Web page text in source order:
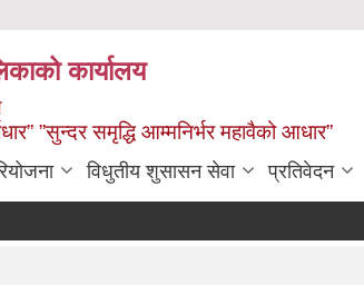
कार्यालय
”सुन्दर समृद्धि आम्मनिर्भर महावैको आधार”
विधुतीय शुसासन सेवा प्रतिवेदन